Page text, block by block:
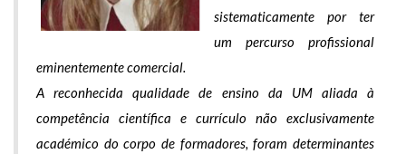
sistematicamente por ter
um percurso profissional
eminentemente comercial.
A reconhecida qualidade de ensino da UM aliada à
competência científica e currículo não exclusivamente
académico do corpo de formadores, foram determinantes